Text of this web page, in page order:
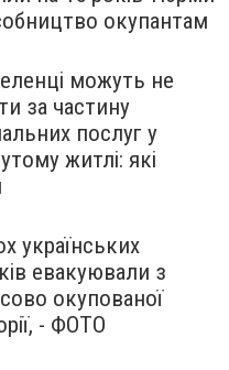
окупантам
можуть не
за частину
послуг у
житлі: які
українських
евакуювали з
окупованої
- ФОТО